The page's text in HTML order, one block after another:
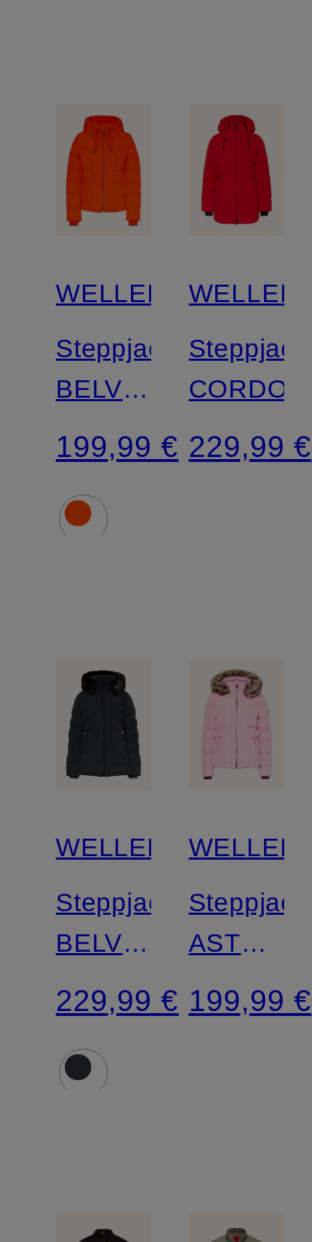
abnehmbarem
Kunstpelz
WELLENSTEYN
Steppjacke
BELVITINI
SHORT
199,99 € 229,99 €
WELLENSTEYN
Steppjacke
BELVITESSE
MEDIUM
mit
DUPONT™
abnehmbarem
229,99 €
ASTORIA
mit
199,99 €